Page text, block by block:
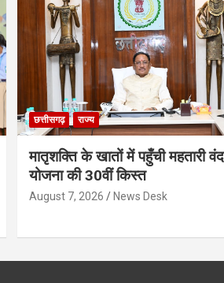
छत्तीसगढ़ राज्य
मातृशक्ति के खातों में पहुँची महतारी
योजना की 30वीं किस्त
August 7, 2026 News Desk